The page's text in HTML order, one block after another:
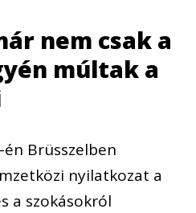
nem csak a
múltak a
Brüsszelben
nyilatkozat a
a szokásokról